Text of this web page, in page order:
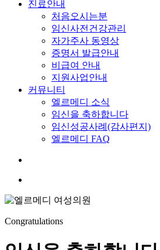
진료안내
처음오시는분
임신사전건강관리
자가주사 동영상
증명서 발급안내
비급여 안내
지원사업안내
커뮤니티
엘르메디 소식
임신을 축하합니다
임신성공사례(감사편지)
엘르메디 FAQ
Congratulations